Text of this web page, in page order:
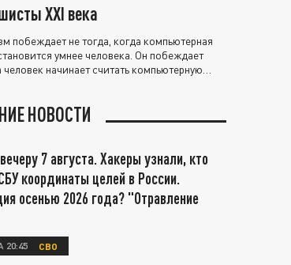
XXI века
побеждает не тогда, когда компьютерная
умнее человека. Он побеждает
человек начинает считать компьютерную
НОВОСТИ
7 августа. Хакеры узнали, кто
координаты целей в России.
осенью 2026 года? "Отравление
20:45 СВО